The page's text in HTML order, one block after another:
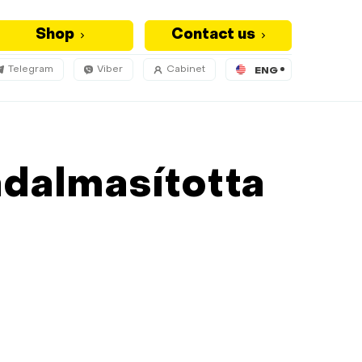
Shop Contact us
Telegram Viber Cabinet ENG